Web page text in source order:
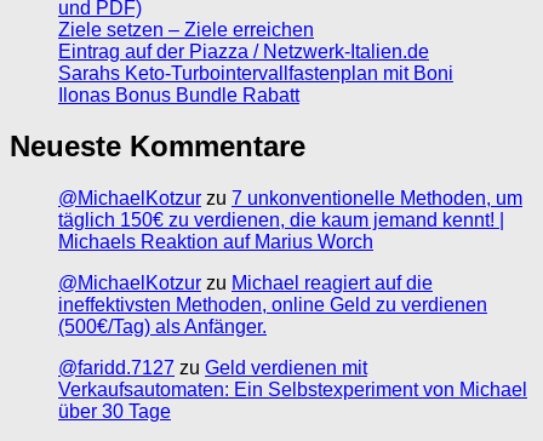
und PDF)
Ziele setzen – Ziele erreichen
Eintrag auf der Piazza / Netzwerk-Italien.de
Sarahs Keto-Turbointervallfastenplan mit Boni
Ilonas Bonus Bundle Rabatt
Neueste Kommentare
@MichaelKotzur zu 7 unkonventionelle Methoden, um
täglich 150€ zu verdienen, die kaum jemand kennt! |
Michaels Reaktion auf Marius Worch
@MichaelKotzur zu Michael reagiert auf die
ineffektivsten Methoden, online Geld zu verdienen
(500€/Tag) als Anfänger.
@faridd.7127 zu Geld verdienen mit
Verkaufsautomaten: Ein Selbstexperiment von Michael
über 30 Tage